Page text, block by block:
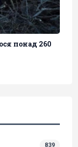
понад 260
839